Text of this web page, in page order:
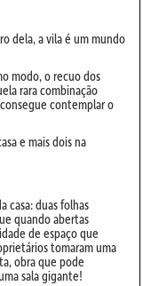
dela, a vila é um mundo
modo, o recuo dos
rara combinação
contemplar o
e mais dois na
casa: duas folhas
quando abertas
de espaço que
tomaram uma
obra que pode
sala gigante!